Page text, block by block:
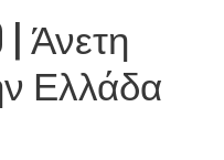
Άνετη
Ελλάδα